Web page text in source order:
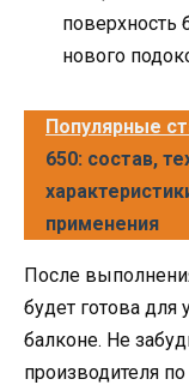
поверхность
нового
Популярные
650: состав,
применения
После
будет готова для
балконе. Не
производителя